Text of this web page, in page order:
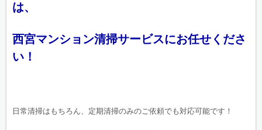
は、
西宮マンション清掃サービスにお任せくださ
い！
日常清掃はもちろん、定期清掃のみのご依頼でも対応可能です！